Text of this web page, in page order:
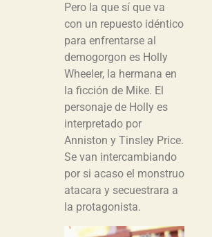
Pero la que sí que va
con un repuesto idéntico
para enfrentarse al
demogorgon es Holly
Wheeler, la hermana en
la ficción de Mike. El
personaje de Holly es
interpretado por
Anniston y Tinsley Price.
Se van intercambiando
por si acaso el monstruo
atacara y secuestrara a
la protagonista.